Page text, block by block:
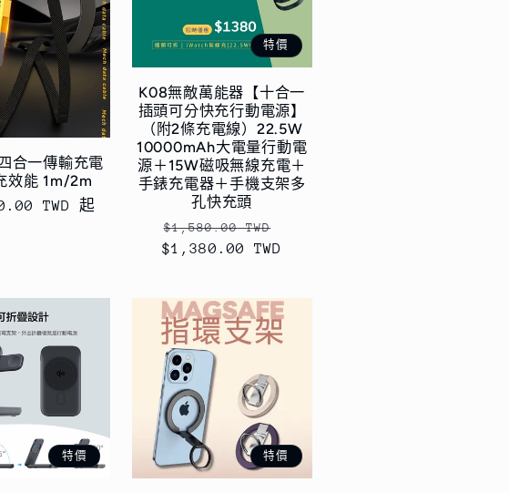
合一傳輸充電
效能 1m/2m
TWD 起
特價
K08無敵萬能器【十合一
插頭可分快充行動電源】
（附2條充電線）22.5W
10000mAh大電量行動電
源＋15W磁吸無線充電＋
手錶充電器＋手機支架多
孔快充頭
定
價
$1,580.00 TWD
$1,380.00 TWD
特價 特價